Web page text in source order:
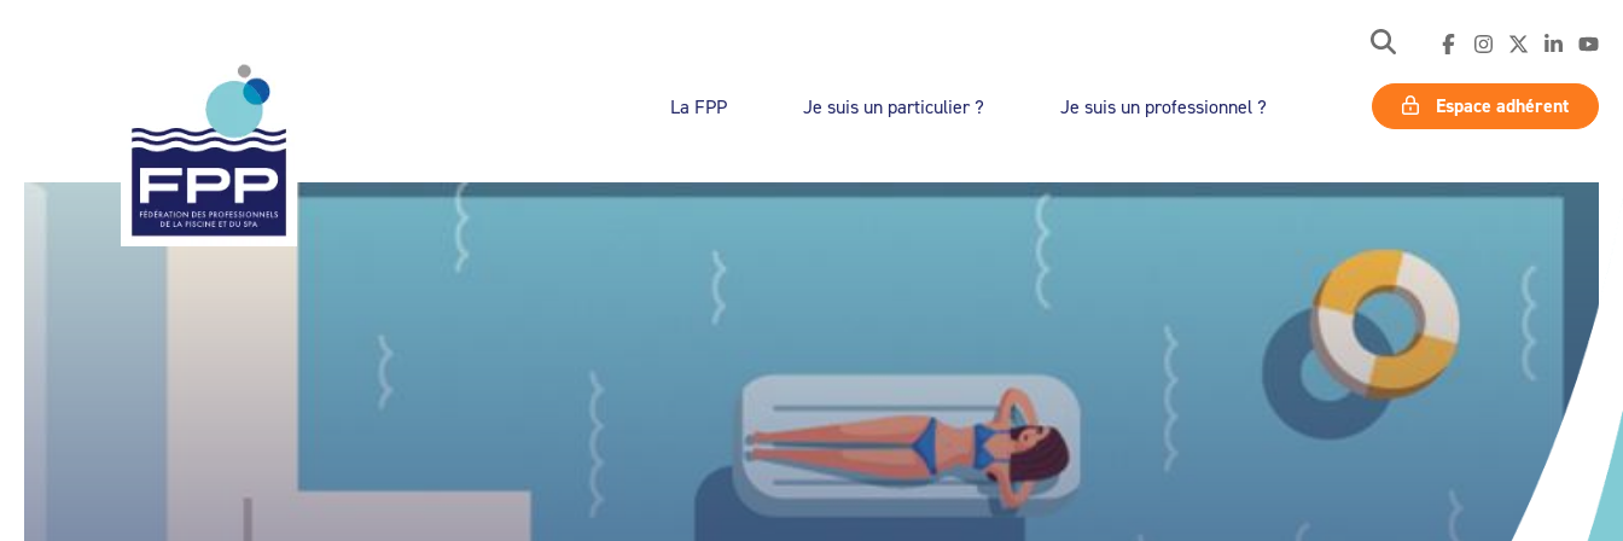
La FPP Je suis un particulier ? Je suis un professionnel ? Espace adhérent